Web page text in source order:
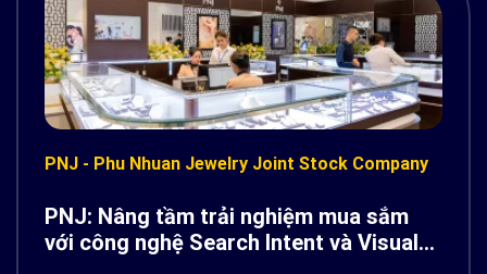
PNJ - Phu Nhuan Jewelry Joint Stock Company
PNJ: Nâng tầm trải nghiệm mua sắm
với công nghệ Search Intent và Visual